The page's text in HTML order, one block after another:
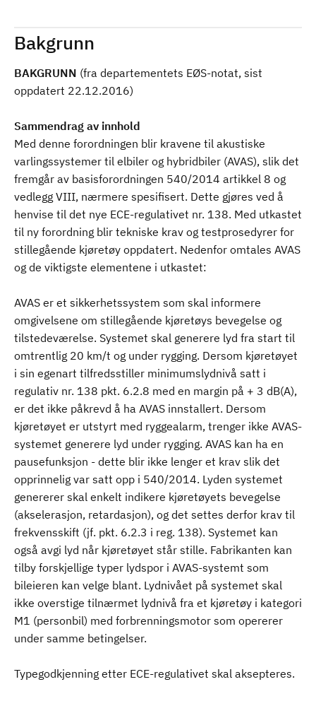
Bakgrunn
BAKGRUNN (fra departementets EØS-notat, sist
oppdatert 22.12.2016)
Sammendrag av innhold
Med denne forordningen blir kravene til akustiske
varlingssystemer til elbiler og hybridbiler (AVAS), slik det
fremgår av basisforordningen 540/2014 artikkel 8 og
vedlegg VIII, nærmere spesifisert. Dette gjøres ved å
henvise til det nye ECE-regulativet nr. 138. Med utkastet
til ny forordning blir tekniske krav og testprosedyrer for
stillegående kjøretøy oppdatert. Nedenfor omtales AVAS
og de viktigste elementene i utkastet:
AVAS er et sikkerhetssystem som skal informere
omgivelsene om stillegående kjøretøys bevegelse og
tilstedeværelse. Systemet skal generere lyd fra start til
omtrentlig 20 km/t og under rygging. Dersom kjøretøyet
i sin egenart tilfredsstiller minimumslydnivå satt i
regulativ nr. 138 pkt. 6.2.8 med en margin på + 3 dB(A),
er det ikke påkrevd å ha AVAS innstallert. Dersom
kjøretøyet er utstyrt med ryggealarm, trenger ikke AVAS-
systemet generere lyd under rygging. AVAS kan ha en
pausefunksjon - dette blir ikke lenger et krav slik det
opprinnelig var satt opp i 540/2014. Lyden systemet
genererer skal enkelt indikere kjøretøyets bevegelse
(akselerasjon, retardasjon), og det settes derfor krav til
frekvensskift (jf. pkt. 6.2.3 i reg. 138). Systemet kan
også avgi lyd når kjøretøyet står stille. Fabrikanten kan
tilby forskjellige typer lydspor i AVAS-systemt som
bileieren kan velge blant. Lydnivået på systemet skal
ikke overstige tilnærmet lydnivå fra et kjøretøy i kategori
M1 (personbil) med forbrenningsmotor som opererer
under samme betingelser.
Typegodkjenning etter ECE-regulativet skal aksepteres.